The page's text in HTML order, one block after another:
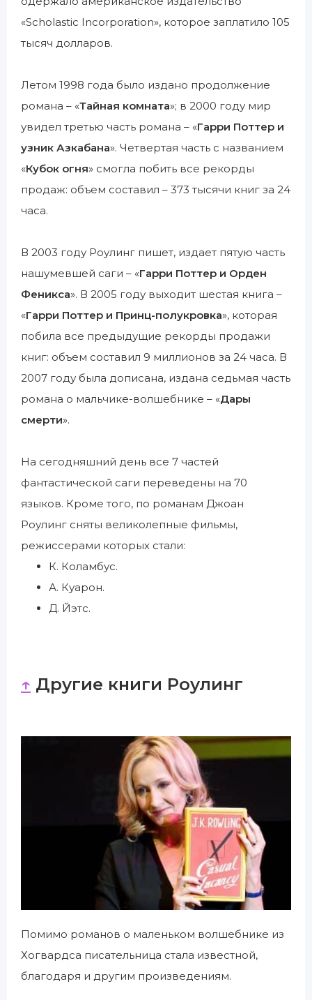
«Scholastic Incorporation», которое заплатило 105
тысяч долларов.
Летом 1998 года было издано продолжение
романа – «Тайная комната»; в 2000 году мир
увидел третью часть романа – «Гарри Поттер и
узник Азкабана». Четвертая часть с названием
«Кубок огня» смогла побить все рекорды
продаж: объем составил – 373 тысячи книг за 24
часа.
В 2003 году Роулинг пишет, издает пятую часть
нашумевшей саги – «Гарри Поттер и Орден
Феникса». В 2005 году выходит шестая книга –
«Гарри Поттер и Принц-полукровка», которая
побила все предыдущие рекорды продажи
книг: объем составил 9 миллионов за 24 часа. В
2007 году была дописана, издана седьмая часть
романа о мальчике-волшебнике – «Дары
смерти».
На сегодняшний день все 7 частей
фантастической саги переведены на 70
языков. Кроме того, по романам Джоан
Роулинг сняты великолепные фильмы,
режиссерами которых стали:
К. Коламбус.
А. Куарон.
Д. Йэтс.
↑ Другие книги Роулинг
Помимо романов о маленьком волшебнике из
Хогвардса писательница стала известной,
благодаря и другим произведениям.